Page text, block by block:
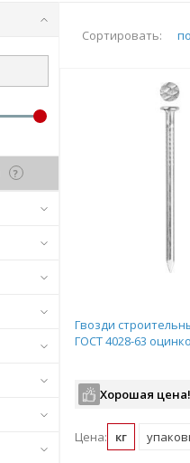
Сортировать:
Гвозди
ГОСТ 4028-63
Хорошая цена!
Цена: кг
?